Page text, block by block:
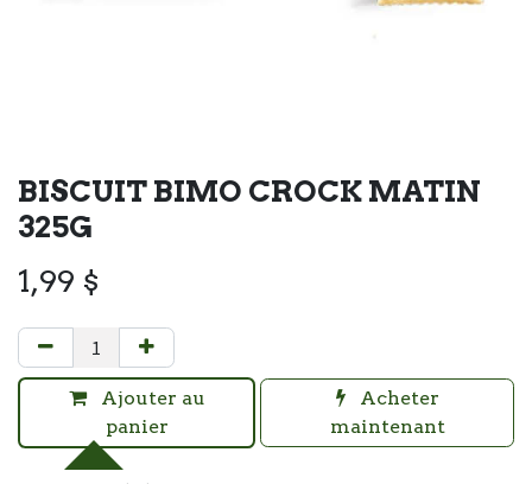
BISCUIT BIMO CROCK MATIN
325G
1,99 $
Ajouter au
panier
Acheter
maintenant